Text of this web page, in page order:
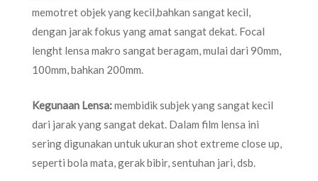
memotret objek yang kecil,bahkan sangat kecil,
dengan jarak fokus yang amat sangat dekat. Focal
lenght lensa makro sangat beragam, mulai dari 90mm,
100mm, bahkan 200mm.
Kegunaan Lensa:membidik subjek yang sangat kecil
dari jarak yang sangat dekat. Dalam film lensa ini
sering digunakan untuk ukuran shot extreme close up,
seperti bola mata, gerak bibir, sentuhan jari, dsb.